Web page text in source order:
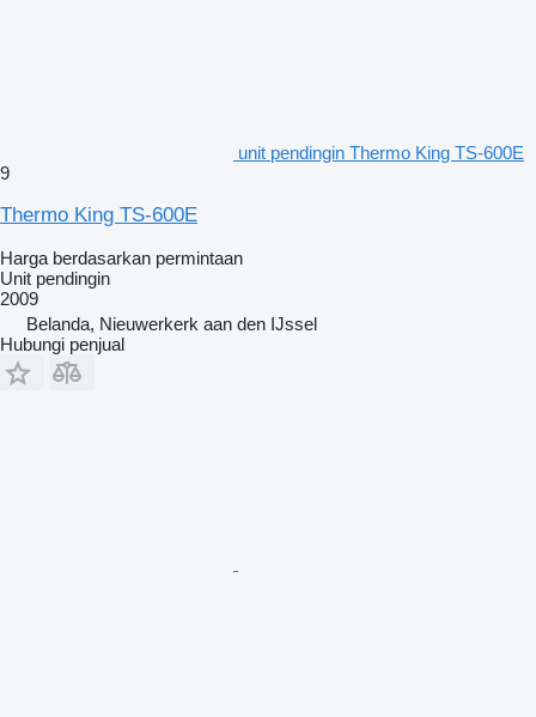
unit pendingin Thermo King TS-600E
9
Thermo King TS-600E
Harga berdasarkan permintaan
Unit pendingin
2009
Belanda, Nieuwerkerk aan den IJssel
Hubungi penjual